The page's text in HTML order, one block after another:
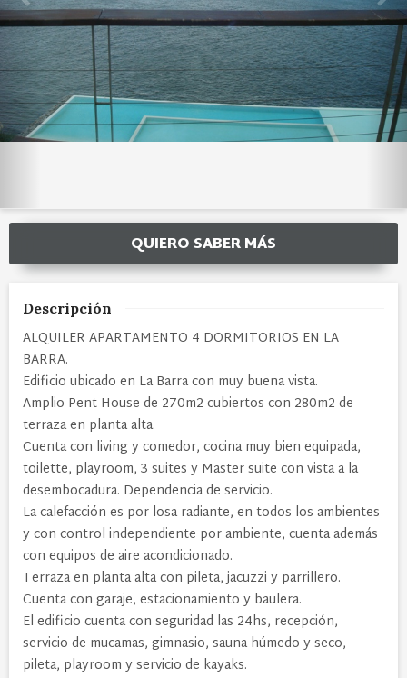
QUIERO SABER MÁS
Descripción
ALQUILER APARTAMENTO 4 DORMITORIOS EN LA
BARRA.
Edificio ubicado en La Barra con muy buena vista.
Amplio Pent House de 270m2 cubiertos con 280m2 de
terraza en planta alta.
Cuenta con living y comedor, cocina muy bien equipada,
toilette, playroom, 3 suites y Master suite con vista a la
desembocadura. Dependencia de servicio.
La calefacción es por losa radiante, en todos los ambientes
y con control independiente por ambiente, cuenta además
con equipos de aire acondicionado.
Terraza en planta alta con pileta, jacuzzi y parrillero.
Cuenta con garaje, estacionamiento y baulera.
El edificio cuenta con seguridad las 24hs, recepción,
servicio de mucamas, gimnasio, sauna húmedo y seco,
pileta, playroom y servicio de kayaks.